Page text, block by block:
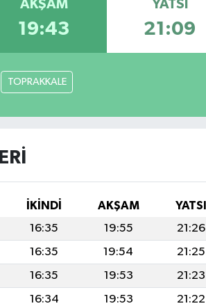
AKŞAM
19:43
YATSI
21:09
TOPRAKKALE
İKINDI AKŞAM
YATSI
16:35 19:55
21:26
16:35 19:54
21:25
16:35 19:53
21:23
16:34 19:53
21:22